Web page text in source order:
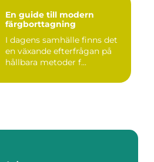
En guide till modern
färgborttagning
I dagens samhälle finns det
en växande efterfrågan på
hållbara metoder f...